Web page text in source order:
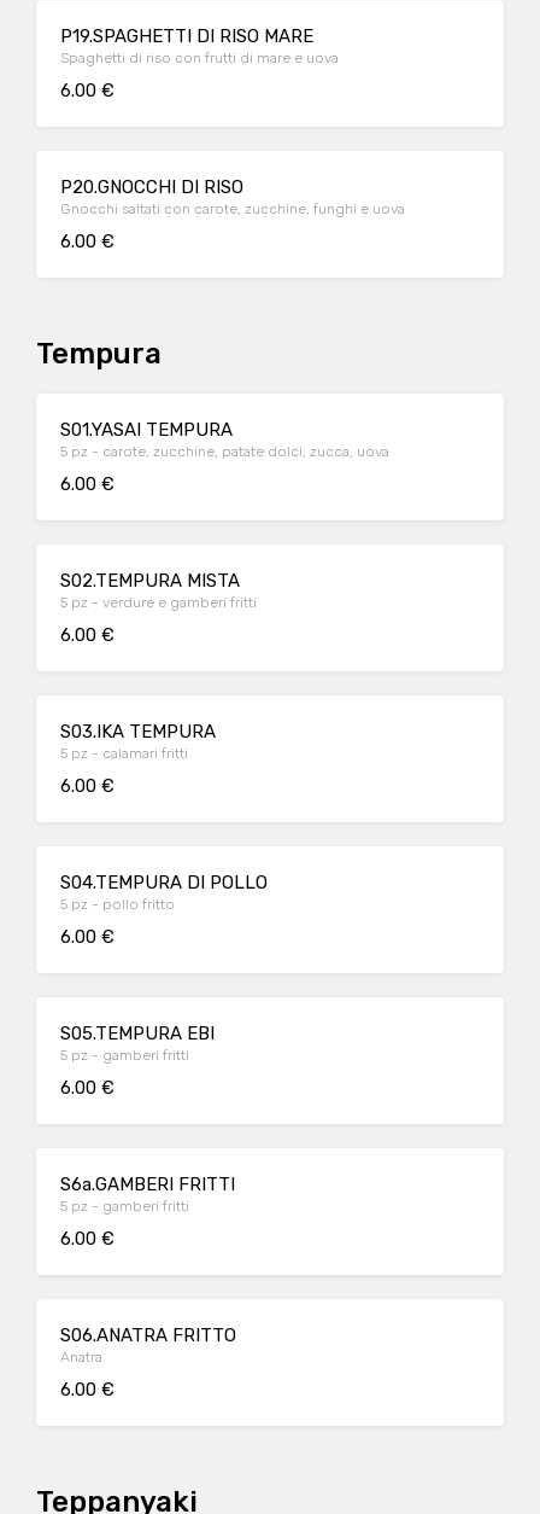
P19.SPAGHETTI DI RISO MARE
Spaghetti di riso con frutti di mare e uova
6.00 €
P20.GNOCCHI DI RISO
Gnocchi saltati con carote, zucchine, funghi e uova
6.00 €
Tempura
S01.YASAI TEMPURA
5 pz - carote, zucchine, patate dolci, zucca, uova
6.00 €
S02.TEMPURA MISTA
5 pz - verdure e gamberi fritti
6.00 €
S03.IKA TEMPURA
5 pz - calamari fritti
6.00 €
S04.TEMPURA DI POLLO
5 pz - pollo fritto
6.00 €
S05.TEMPURA EBI
5 pz - gamberi fritti
6.00 €
S6a.GAMBERI FRITTI
5 pz - gamberi fritti
6.00 €
S06.ANATRA FRITTO
Anatra
6.00 €
Teppanyaki